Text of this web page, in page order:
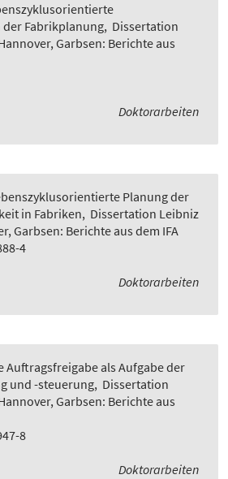
der Fabrikplanung, Dissertation
Garbsen: Berichte aus
Doktorarbeiten
Planung der
in Fabriken, Dissertation Leibniz
Garbsen: Berichte aus dem IFA
4
Doktorarbeiten
Auftragsfreigabe als Aufgabe der
und -steuerung, Dissertation
Garbsen: Berichte aus
8
Doktorarbeiten